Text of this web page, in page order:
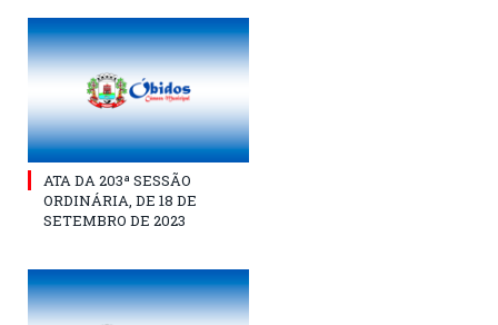
ATA DA 203ª SESSÃO
ORDINÁRIA, DE 18 DE
SETEMBRO DE 2023